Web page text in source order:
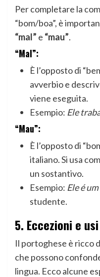
Per completare la
“bom/boa”, è
“mal” e “mau”.
“Mal”:
È l’opposto di
avverbio e
viene eseguita.
Esempio: Ele
“Mau”:
È l’opposto di
italiano. Si usa
un sostantivo.
Esempio: Ele é
studente.
5. Eccezioni e
Il portoghese è ricco
che possono
lingua. Ecco alcune